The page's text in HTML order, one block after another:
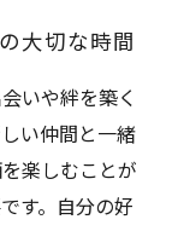
大切な時間
いや絆を築く
い仲間と一緒
楽しむことが
す。自分の好